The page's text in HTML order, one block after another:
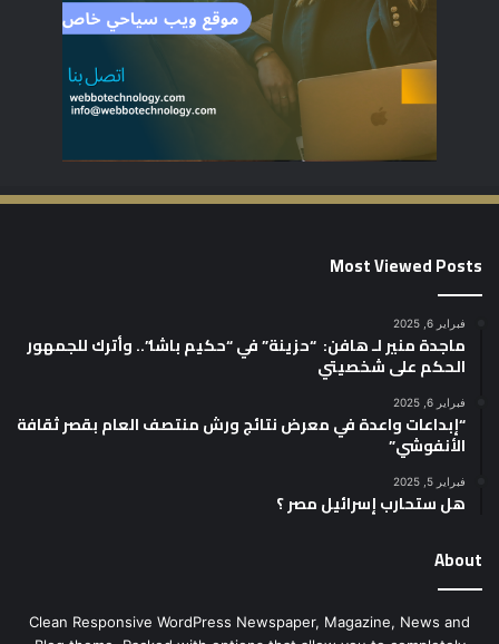
Most Viewed Posts
فبراير 6, 2025
ماجدة منير لـ هافن: “حزينة” في “حكيم باشا”.. وأترك للجمهور
الحكم على شخصيتي
فبراير 6, 2025
“إبداعات واعدة في معرض نتائج ورش منتصف العام بقصر ثقافة
الأنفوشي”
فبراير 5, 2025
هل ستحارب إسرائيل مصر ؟
About
Clean Responsive WordPress Newspaper, Magazine, News and